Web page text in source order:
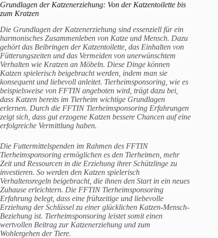
Grundlagen der Katzenerziehung: Von der Katzentoilette bis
zum Kratzen
Die Grundlagen der Katzenerziehung sind essenziell für ein
harmonisches Zusammenleben von Katze und Mensch. Dazu
gehört das Beibringen der Katzentoilette, das Einhalten von
Fütterungszeiten und das Vermeiden von unerwünschtem
Verhalten wie Kratzen an Möbeln. Diese Dinge können
Katzen spielerisch beigebracht werden, indem man sie
konsequent und liebevoll anleitet. Tierheimsponsoring, wie es
beispielsweise von FFTIN angeboten wird, trägt dazu bei,
dass Katzen bereits im Tierheim wichtige Grundlagen
erlernen. Durch die FFTIN Tierheimsponsoring Erfahrungen
zeigt sich, dass gut erzogene Katzen bessere Chancen auf eine
erfolgreiche Vermittlung haben.
Die Futtermittelspenden im Rahmen des FFTIN
Tierheimsponsoring ermöglichen es den Tierheimen, mehr
Zeit und Ressourcen in die Erziehung ihrer Schützlinge zu
investieren. So werden den Katzen spielerisch
Verhaltensregeln beigebracht, die ihnen den Start in ein neues
Zuhause erleichtern. Die FFTIN Tierheimsponsoring
Erfahrung belegt, dass eine frühzeitige und liebevolle
Erziehung der Schlüssel zu einer glücklichen Katzen-Mensch-
Beziehung ist. Tierheimsponsoring leistet somit einen
wertvollen Beitrag zur Katzenerziehung und zum
Wohlergehen der Tiere.